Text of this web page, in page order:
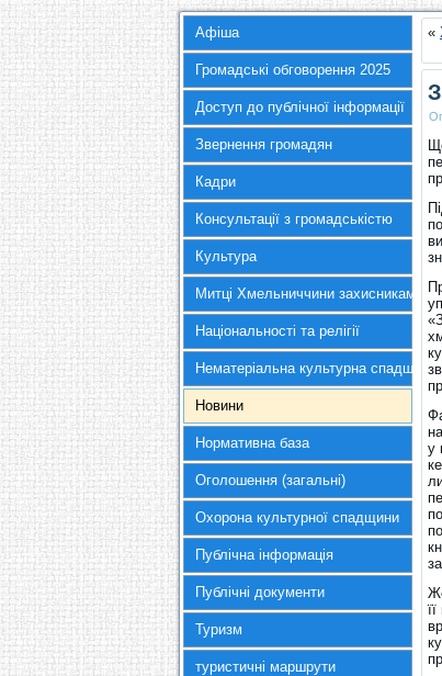
Афіша
Громадські обговорення 2025
Доступ до публічної інформації
Звернення громадян
Кадри
Консультації з громадськістю
Культура
Митці Хмельниччини захисникам
Національності та релігії
Нематеріальна культурна спадщина
Новини
Нормативна база
Оголошення (загальні)
Охорона культурної спадщини
Публічна інформація
Публічні документи
Туризм
туристичні маршрути
«
у